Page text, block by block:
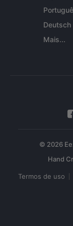
Deutsch
Mais...
© 2026
Termos de uso